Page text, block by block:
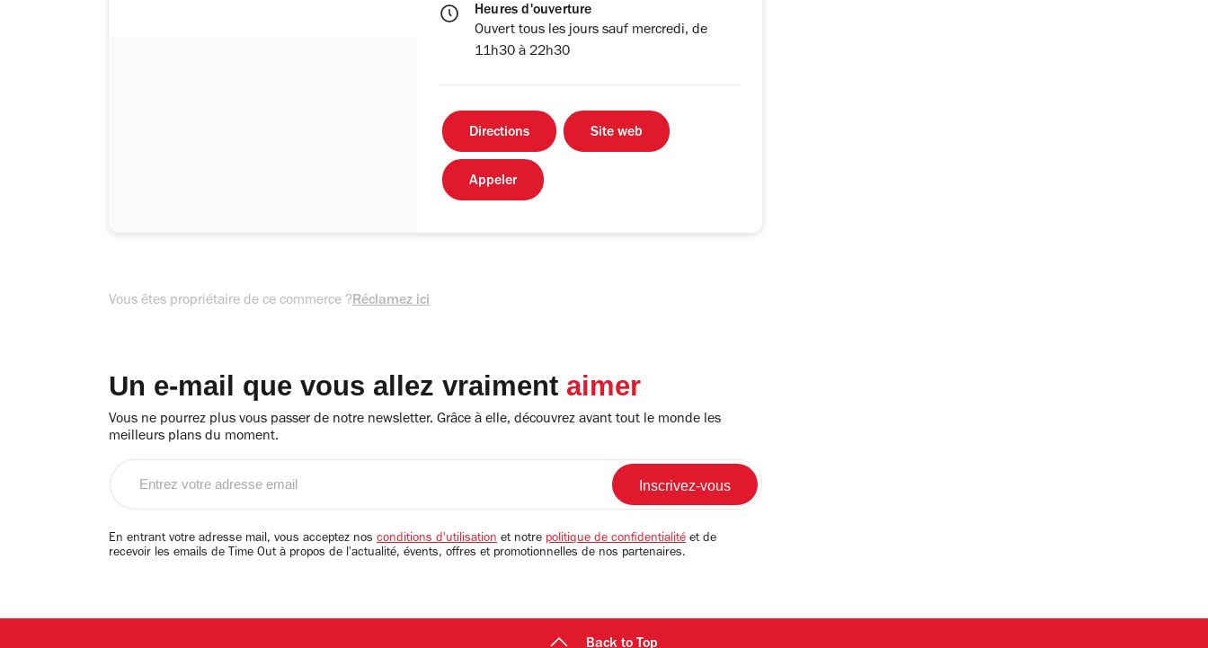
Heures d'ouverture
Ouvert tous les jours sauf mercredi, de
11h30 à 22h30
Directions Site web
Appeler
Vous êtes propriétaire de ce commerce ?Réclamez ici
Un e-mail que vous allez vraiment aimer
Vous ne pourrez plus vous passer de notre newsletter. Grâce à elle, découvrez avant tout le monde les
meilleurs plans du moment.
email
En entrant votre adresse mail, vous acceptez nos conditions d'utilisation et notre politique de confidentialité et de
recevoir les emails de Time Out à propos de l'actualité, évents, offres et promotionnelles de nos partenaires.
Back to Top